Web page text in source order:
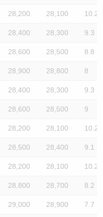
28,200 28,100 10.2
28,400 28,300 9.3
28,600 28,500 8.8
28,900 28,800 8
28,400 28,300 9.3
28,600 28,500 9
28,200 28,100 10.2
28,500 28,400 9.1
28,200 28,100 10.2
28,800 28,700 8.2
29,000 28,900 7.7